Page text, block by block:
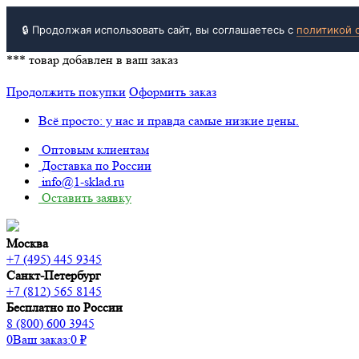
🔒 Продолжая использовать сайт, вы соглашаетесь с политикой
*** товар добавлен в ваш заказ
Продолжить покупки Оформить заказ
Всё просто: у нас и правда самые низкие цены.
Оптовым клиентам
Доставка по России
info@1-sklad.ru
Оставить заявку
Москва
+7 (495) 445 9345
Санкт-Петербург
+7 (812) 565 8145
Бесплатно по России
8 (800) 600 3945
0Ваш заказ:0 ₽